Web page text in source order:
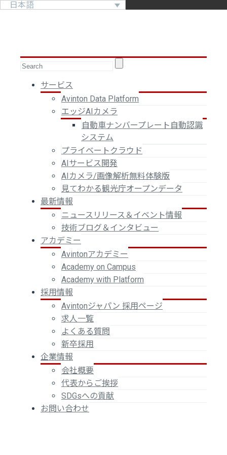
日本語
サービス
Avinton Data Platform
エッジAIカメラ
自動車ナンバープレート自動認識
システム
プライベートクラウド
AIサービス開発
AIカメラ/画像解析無料体験版
見てわかる観光庁オープンデータ
最新情報
ニュースリリース＆イベント情報
技術ブログ＆インタビュー
アカデミー
Avintonアカデミー
Academy on Campus
Academy with Platform
採用情報
Avintonジャパン 採用ページ
求人一覧
よくある質問
新卒採用
企業情報
会社概要
代表からご挨拶
SDGsへの貢献
お問い合わせ